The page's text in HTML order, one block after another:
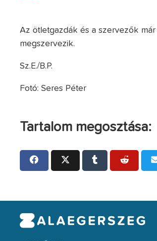
Az ötletgazdák és a szervezők
megszervezik.
Sz.E./B.P.
Fotó: Seres Péter
Tartalom megosztása: